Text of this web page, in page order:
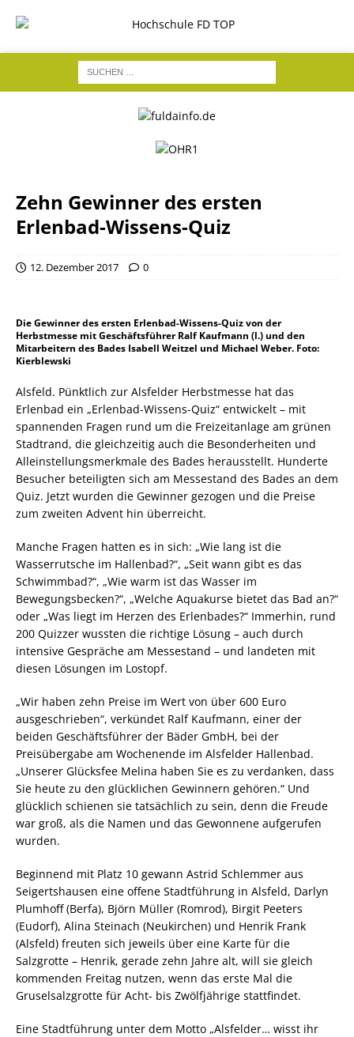
Zehn Gewinner des ersten
Erlenbad-Wissens-Quiz
12. Dezember 2017 0
Die Gewinner des ersten Erlenbad-Wissens-Quiz von der
Herbstmesse mit Geschäftsführer Ralf Kaufmann (l.) und den
Mitarbeitern des Bades Isabell Weitzel und Michael Weber. Foto:
Kierblewski
Alsfeld. Pünktlich zur Alsfelder Herbstmesse hat das
Erlenbad ein „Erlenbad-Wissens-Quiz“ entwickelt – mit
spannenden Fragen rund um die Freizeitanlage am grünen
Stadtrand, die gleichzeitig auch die Besonderheiten und
Alleinstellungsmerkmale des Bades herausstellt. Hunderte
Besucher beteiligten sich am Messestand des Bades an dem
Quiz. Jetzt wurden die Gewinner gezogen und die Preise
zum zweiten Advent hin überreicht.
Manche Fragen hatten es in sich: „Wie lang ist die
Wasserrutsche im Hallenbad?“, „Seit wann gibt es das
Schwimmbad?“, „Wie warm ist das Wasser im
Bewegungsbecken?“, „Welche Aquakurse bietet das Bad an?“
oder „Was liegt im Herzen des Erlenbades?“ Immerhin, rund
200 Quizzer wussten die richtige Lösung – auch durch
intensive Gespräche am Messestand – und landeten mit
diesen Lösungen im Lostopf.
„Wir haben zehn Preise im Wert von über 600 Euro
ausgeschrieben“, verkündet Ralf Kaufmann, einer der
beiden Geschäftsführer der Bäder GmbH, bei der
Preisübergabe am Wochenende im Alsfelder Hallenbad.
„Unserer Glücksfee Melina haben Sie es zu verdanken, dass
Sie heute zu den glücklichen Gewinnern gehören.“ Und
glücklich schienen sie tatsächlich zu sein, denn die Freude
war groß, als die Namen und das Gewonnene aufgerufen
wurden.
Beginnend mit Platz 10 gewann Astrid Schlemmer aus
Seigertshausen eine offene Stadtführung in Alsfeld, Darlyn
Plumhoff (Berfa), Björn Müller (Romrod), Birgit Peeters
(Eudorf), Alina Steinach (Neukirchen) und Henrik Frank
(Alsfeld) freuten sich jeweils über eine Karte für die
Salzgrotte – Henrik, gerade zehn Jahre alt, will sie gleich
kommenden Freitag nutzen, wenn das erste Mal die
Gruselsalzgrotte für Acht- bis Zwölfjährige stattfindet.
Eine Stadtführung unter dem Motto „Alsfelder… wisst ihr